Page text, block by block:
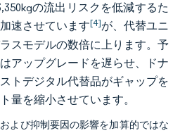
の流出リスクを低減するた
速させています[4]が、代替ユニ
スモデルの数倍に上ります。予
アップグレードを遅らせ、ドナ
トデジタル代替品がギャップを
量を縮小させています。
よび抑制要因の影響を加算的ではな